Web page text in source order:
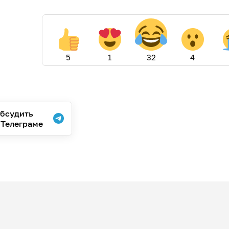
5 1 32 4